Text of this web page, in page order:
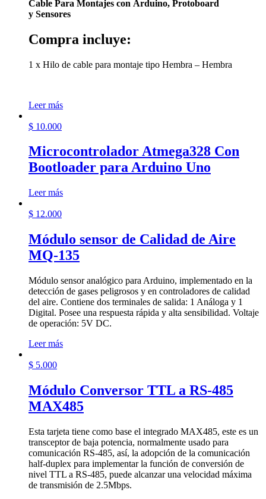
Cable Para Montajes con Arduino, Protoboard
y Sensores
Compra incluye:
1 x Hilo de cable para montaje tipo Hembra – Hembra
Leer más
$ 10.000
Microcontrolador Atmega328 Con
Bootloader para Arduino Uno
Leer más
$ 12.000
Módulo sensor de Calidad de Aire
MQ-135
Módulo sensor analógico para Arduino, implementado en la
detección de gases peligrosos y en controladores de calidad
del aire. Contiene dos terminales de salida: 1 Análoga y 1
Digital. Posee una respuesta rápida y alta sensibilidad. Voltaje
de operación: 5V DC.
Leer más
$ 5.000
Módulo Conversor TTL a RS-485
MAX485
Esta tarjeta tiene como base el integrado MAX485, este es un
transceptor de baja potencia, normalmente usado para
comunicación RS-485, así­, la adopción de la comunicación
half-duplex para implementar la función de conversión de
nivel TTL a RS-485, puede alcanzar una velocidad máxima
de transmisión de 2.5Mbps.